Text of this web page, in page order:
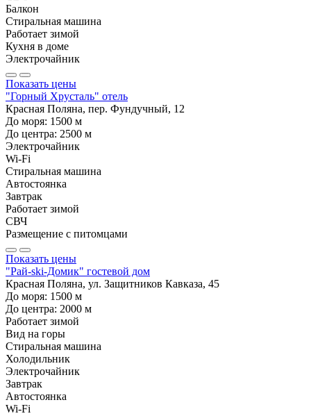
Балкон
Стиральная машина
Работает зимой
Кухня в доме
Электрочайник
Показать цены
"Горный Хрусталь" отель
Красная Поляна, пер. Фундучный, 12
До моря: 1500 м
До центра: 2500 м
Электрочайник
Wi-Fi
Стиральная машина
Автостоянка
Завтрак
Работает зимой
СВЧ
Размещение с питомцами
Показать цены
"Рай-ski-Домик" гостевой дом
Красная Поляна, ул. Защитников Кавказа, 45
До моря: 1500 м
До центра: 2000 м
Работает зимой
Вид на горы
Стиральная машина
Холодильник
Электрочайник
Завтрак
Автостоянка
Wi-Fi